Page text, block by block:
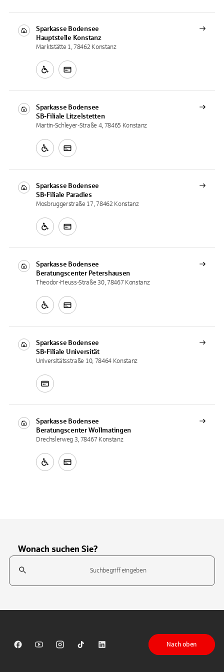
Sparkasse Bodensee
Hauptstelle Konstanz
Marktstätte 1, 78462 Konstanz
Sparkasse Bodensee
SB-Filiale
Litzelstetten
Martin-Schleyer-Straße 4, 78465 Konstanz
Sparkasse Bodensee
SB-Filiale Paradies
Mosbruggerstraße 17, 78462 Konstanz
Sparkasse Bodensee
Beratungscenter Petershausen
Theodor-Heuss-Straße 30, 78467 Konstanz
Sparkasse Bodensee
SB-Filiale Universität
Universitätsstraße 10, 78464 Konstanz
Sparkasse Bodensee
Beratungscenter Wollmatingen
Drechslerweg 3, 78467 Konstanz
Wonach suchen Sie?
Suchfeld
Sparkasse auf Facebook
Sparkasse auf Youtube
Sparkasse auf Instagram
Sparkasse auf TikTok
Sparkasse auf LinkedIn
Nach oben